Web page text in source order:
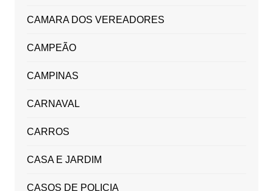
CAMARA DOS VEREADORES
CAMPEÃO
CAMPINAS
CARNAVAL
CARROS
CASA E JARDIM
CASOS DE POLICIA